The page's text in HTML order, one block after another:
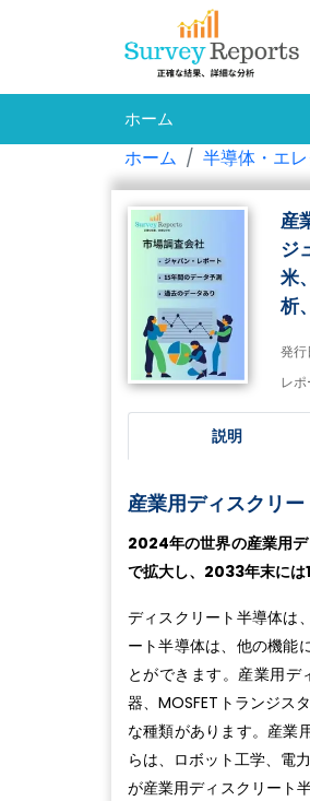
ホーム
ホーム 半導体・エ
産
ジ
米
析
発
レ
説明
産業用ディスクリ
2024年の世界の産業用
で拡大し、2033年末には
ディスクリート半導体は
ート半導体は、他の機能
とができます。産業用
器、MOSFETトランジス
な種類があります。産業
らは、ロボット工学、電
が産業用ディスクリート